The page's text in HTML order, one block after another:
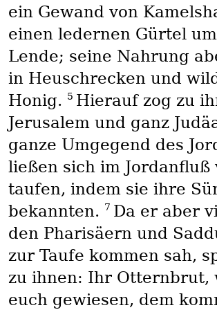
ein Gewand von
einen ledernen Gürtel
Lende; seine Nahrung
in Heuschrecken und
Honig. 5 Hierauf zog zu
Jerusalem und ganz
ganze Umgegend des
ließen sich im Jordanfluß
taufen, indem sie ihre
bekannten. 7 Da er aber
den Pharisäern und
zur Taufe kommen sah,
zu ihnen: Ihr Otternbrut,
euch gewiesen, dem